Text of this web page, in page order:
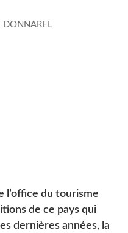
DONNAREL
l’office du tourisme
de ce pays qui
dernières années, la